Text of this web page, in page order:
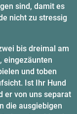
sind, damit es
nicht zu stressig
bis dreimal am
eingezäunten
und toben
Ist Ihr Hund
er von uns separat
die ausgiebigen